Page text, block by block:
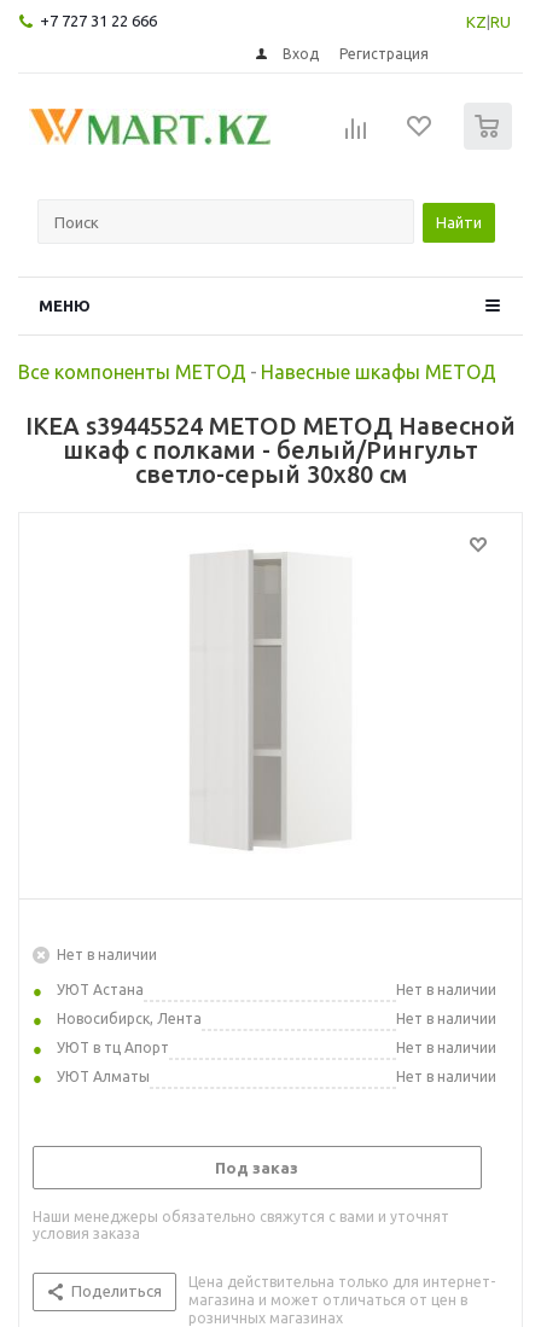
+7 727 31 22 666 KZ RU
Вход Регистрация
Найти
МЕНЮ
Все компоненты МЕТОД - Навесные шкафы МЕТОД
IKEA s39445524 METOD МЕТОД Навесной
шкаф с полками - белый/Рингульт
светло-серый 30x80 см
Нет в наличии
УЮТ Астана
Нет в наличии
Новосибирск, Лента
Нет в наличии
УЮТ в тц Апорт
Нет в наличии
УЮТ Алматы
Нет в наличии
Под заказ
Наши менеджеры обязательно свяжутся с вами и уточнят
условия заказа
Поделиться
Цена действительна только для интернет-
магазина и может отличаться от цен в
розничных магазинах